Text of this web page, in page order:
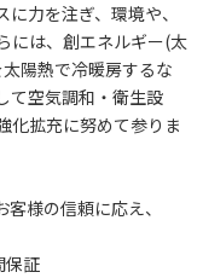
力を注ぎ、環境や、
には、創エネルギー(太
陽熱で冷暖房するな
て空気調和・衛生設
化拡充に努めて参りま
様の信頼に応え、
保証